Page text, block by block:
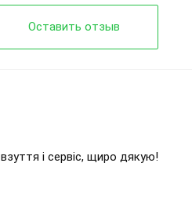
Оставить отзыв
і сервіс, щиро дякую!